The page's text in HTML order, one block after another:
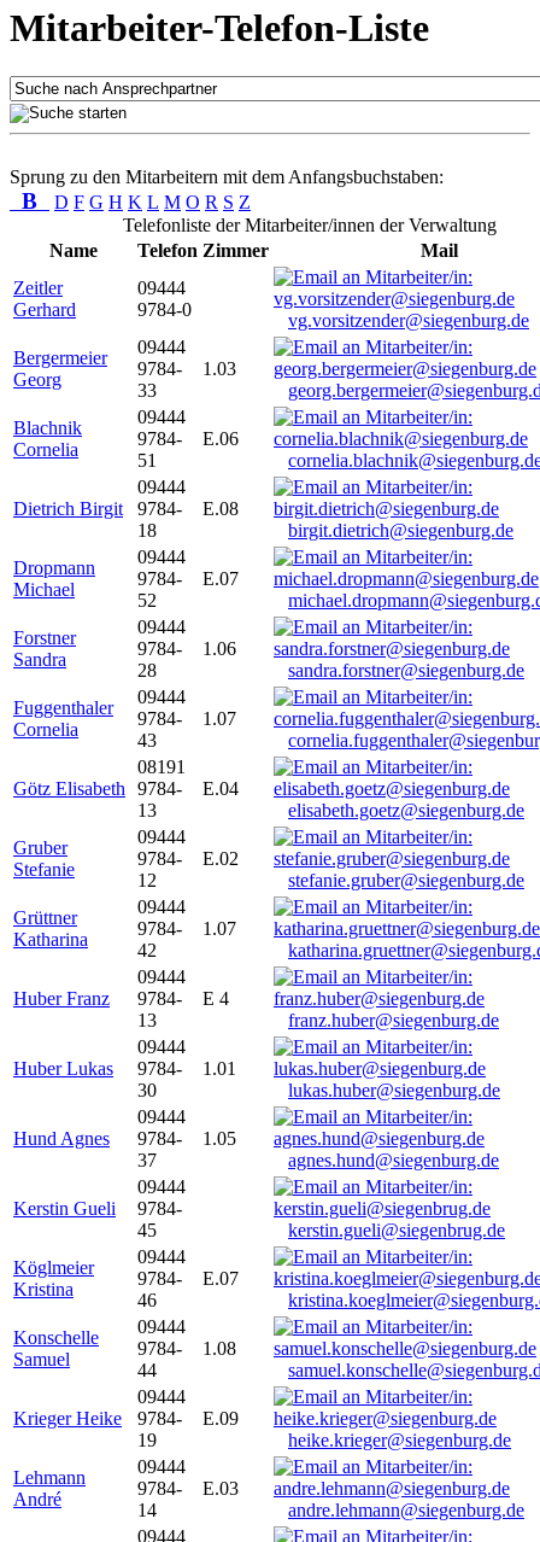
Mitarbeiter-Telefon-Liste
Sprung zu den Mitarbeitern mit dem Anfangsbuchstaben:
B D F G H K L M O R S Z
Telefonliste der Mitarbeiter/innen der Verwaltung
Name
Telefon Zimmer
Mail
Zeitler
Gerhard
09444
9784-0
vg.vorsitzender@siegenburg.de
Bergermeier
Georg
09444
9784-
33
1.03
Blachnik
Cornelia
09444
9784-
51
E.06
Dietrich Birgit
09444
9784-
18
E.08
birgit.dietrich@siegenburg.de
Dropmann
Michael
09444
9784-
52
E.07
Forstner
Sandra
09444
9784-
28
1.06
sandra.forstner@siegenburg.de
Fuggenthaler
Cornelia
09444
9784-
43
1.07
Götz Elisabeth
08191
9784-
13
E.04
elisabeth.goetz@siegenburg.de
Gruber
Stefanie
09444
9784-
12
E.02
stefanie.gruber@siegenburg.de
Grüttner
Katharina
09444
9784-
42
1.07
Huber Franz
09444
9784-
13
E 4
franz.huber@siegenburg.de
Huber Lukas
09444
9784-
30
1.01
lukas.huber@siegenburg.de
Hund Agnes
09444
9784-
37
1.05
agnes.hund@siegenburg.de
Kerstin Gueli
09444
9784-
45
kerstin.gueli@siegenbrug.de
Köglmeier
Kristina
09444
9784-
46
E.07
Konschelle
Samuel
09444
9784-
44
1.08
Krieger Heike
09444
9784-
19
E.09
heike.krieger@siegenburg.de
Lehmann
André
09444
9784-
14
E.03
andre.lehmann@siegenburg.de
09444